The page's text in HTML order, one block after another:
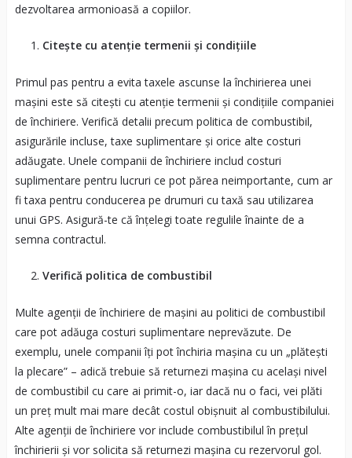
dezvoltarea armonioasă a copiilor.
Citește cu atenție termenii și condițiile
Primul pas pentru a evita taxele ascunse la închirierea unei
mașini este să citești cu atenție termenii și condițiile companiei
de închiriere. Verifică detalii precum politica de combustibil,
asigurările incluse, taxe suplimentare și orice alte costuri
adăugate. Unele companii de închiriere includ costuri
suplimentare pentru lucruri ce pot părea neimportante, cum ar
fi taxa pentru conducerea pe drumuri cu taxă sau utilizarea
unui GPS. Asigură-te că înțelegi toate regulile înainte de a
semna contractul.
Verifică politica de combustibil
Multe agenții de închiriere de mașini au politici de combustibil
care pot adăuga costuri suplimentare neprevăzute. De
exemplu, unele companii îți pot închiria mașina cu un „plătești
la plecare” – adică trebuie să returnezi mașina cu același nivel
de combustibil cu care ai primit-o, iar dacă nu o faci, vei plăti
un preț mult mai mare decât costul obișnuit al combustibilului.
Alte agenții de închiriere vor include combustibilul în prețul
închirierii și vor solicita să returnezi mașina cu rezervorul gol.